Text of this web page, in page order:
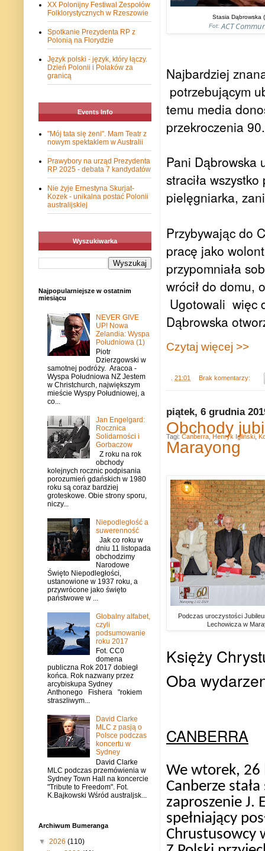
Stasia Dąbrowska
Fot:ACT
Najbardziej
potrzebującym
temu media
przekroczenia
Pani Dąbrowska
straciła
pielęgniarka,
Przybywając do
pracę jako
przypomniała
wrócił do domu,
Ugotowali więc
Dąbrowska
Czytaj więcej >>
21:01 Brak komentarzy:
piątek, 6 grudnia
Obchody
Marayong
Podczas uroczystości
Lechowicza w
Księży
Oba
CANBERRA
We wtorek, 26
Canberze
zaproszenie J.
spełniający
Chrustusowcy
Tagi: Canberra Henryk Igliński
XX Polonijny Festiwal Zespołów
Folklorystycznych w Rzeszowie
Spotkanie Prezydenta RP z
Polonią na Florydzie
Język polski - język, który łączy.
Dzień Polonii i Polaków za
granicą
Events Info
"Mój tata się żeni". Mam Teatr z
nowym spektaklem w Australii
Prawybory na urząd Prezydenta
RP 2025 - debata 7 kandydatów
Nie żyje Ernestyna Skurjat-
Kozek - unikalna postać Polonii
australijskiej
Wyszukiwarka
Najpopularniejsze w ostatnim
miesiącu
NEVER GIVE
UP! Nowa
Zelandia: Wyspa
Południowa (1)
Piotr
Dzierzgowski w
samotnej podróży. Aracoa -
Wyspa Południowa NZ Jestem
w Christchurch, największym
mieście Wyspy Południowej, a
co...
Jan Engelgard:
Rocznica
Solidarności i
Gorbaczow
Z roku na rok
obchody
kolejnych rocznic podpisania
porozumień gdańskich w 1980
roku są coraz bardziej
groteskowe. Obie strony sporu,
niczy...
Niepodległość a
suwerenność
Jak co roku w
dniu 11 listopada
obchodzimy
Narodowe
Święto Niepodległości,
ustanowione w 1937 roku, a
przywrócone jako święto
państwowe w ...
Globalny alfabet,
czyli
podsumowanie
roku 2017
Fot. CC0
domena
publiczna Rok 2017 dobiegł
końca. Rok nazwany przez
arcybiskupa Sydney
Anthonego Fishera "rokiem
straszliwym...
David Clarke
MLC z pasją o
Polsce podczas
koncertu w
Sydney
David Clarke
MLC podczas przemówienia w
Sydney Town Hall na koncercie
"Tribute to Freedom". Fot.
K.Bajkowski Wśród australjsk...
Archiwum Bumeranga
▼ 2026 (110)